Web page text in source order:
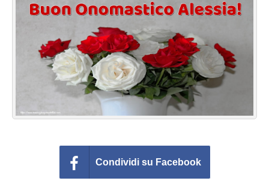
Cartoline giorni settimana
Cartoline musicali
Cartoline animate
Condividi su Facebook